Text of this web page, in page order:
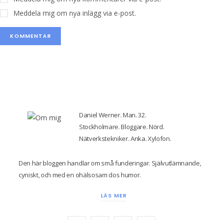
Meddela mig om nya inlägg via e-post.
Daniel Werner. Man. 32.
Stockholmare. Bloggare. Nörd.
Nätverkstekniker. Anka. Xylofon.
Den här bloggen handlar om små funderingar. Självutlämnande,
cyniskt, och med en ohälsosam dos humor.
LÄS MER